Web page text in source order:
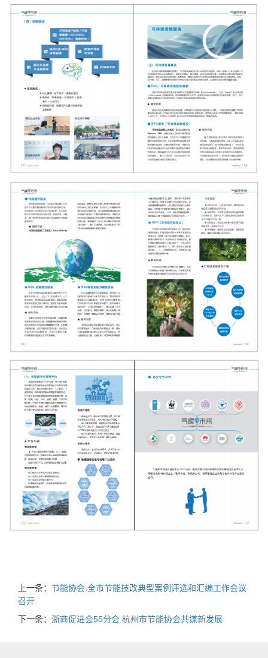
上一条： 节能协会:全市节能技改典型案例评选和汇编工作会议
召开
下一条： 浙商促进会55分会 杭州市节能协会共谋新发展